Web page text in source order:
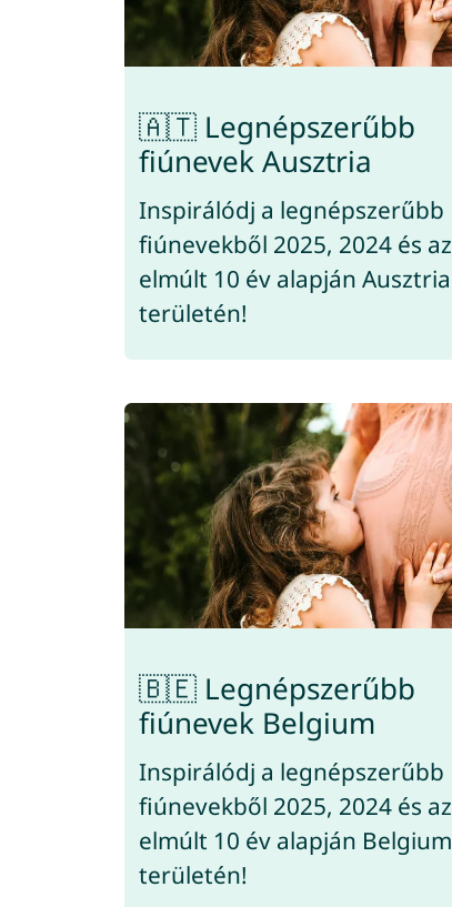
🇦🇹 Legnépszerűbb
fiúnevek Ausztria
Inspirálódj a legnépszerűbb
fiúnevekből 2025, 2024 és az
elmúlt 10 év alapján Ausztria
területén!
🇧🇪 Legnépszerűbb
fiúnevek Belgium
Inspirálódj a legnépszerűbb
fiúnevekből 2025, 2024 és az
elmúlt 10 év alapján Belgium
területén!